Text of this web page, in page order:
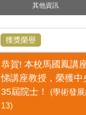
其他資訊
獲獎榮譽
恭賀! 本校馬國鳳講
悌講座教授，榮獲中
35屆院士！
(學術發
13)